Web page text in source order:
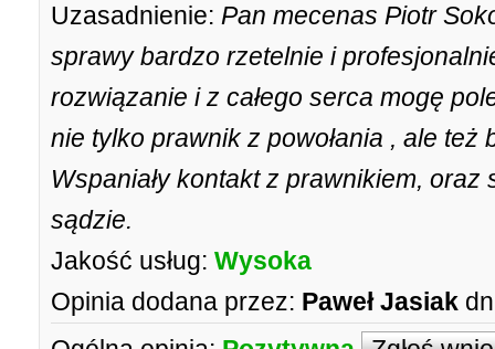
Uzasadnienie: Pan mecenas Piotr
sprawy bardzo rzetelnie i
rozwiązanie i z całego serca mogę
nie tylko prawnik z powołania , ale też
Wspaniały kontakt z prawnikiem,
sądzie.
Jakość usług: Wysoka
Opinia dodana przez: Paweł Jasiak